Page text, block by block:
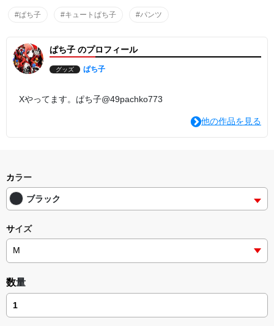
#ぱち子 #キュートぱち子 #パンツ
ぱち子 のプロフィール
グッズ ぱち子
Xやってます。ぱち子@49pachko773
他の作品を見る
カラー
ブラック
サイズ
数量